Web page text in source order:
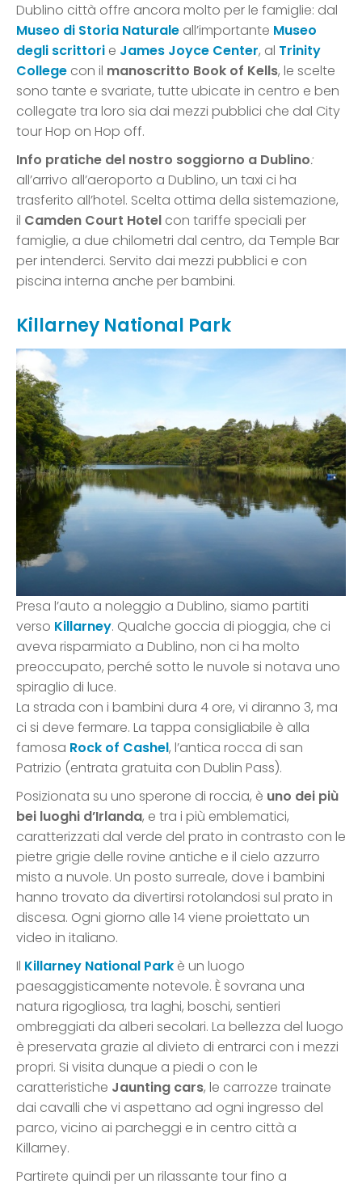
Dublino città offre ancora molto per le famiglie: dal
Museo di Storia Naturale all’importante Museo
degli scrittori e James Joyce Center, al Trinity
College con il manoscritto Book of Kells, le scelte
sono tante e svariate, tutte ubicate in centro e ben
collegate tra loro sia dai mezzi pubblici che dal City
tour Hop on Hop off.
Info pratiche del nostro soggiorno a Dublino:
all’arrivo all’aeroporto a Dublino, un taxi ci ha
trasferito all’hotel. Scelta ottima della sistemazione,
il Camden Court Hotel con tariffe speciali per
famiglie, a due chilometri dal centro, da Temple Bar
per intenderci. Servito dai mezzi pubblici e con
piscina interna anche per bambini.
Killarney National Park
Presa l’auto a noleggio a Dublino, siamo partiti
verso Killarney. Qualche goccia di pioggia, che ci
aveva risparmiato a Dublino, non ci ha molto
preoccupato, perché sotto le nuvole si notava uno
spiraglio di luce.
La strada con i bambini dura 4 ore, vi diranno 3, ma
ci si deve fermare. La tappa consigliabile è alla
famosa Rock of Cashel, l’antica rocca di san
Patrizio (entrata gratuita con Dublin Pass).
Posizionata su uno sperone di roccia, è uno dei più
bei luoghi d’Irlanda, e tra i più emblematici,
caratterizzati dal verde del prato in contrasto con le
pietre grigie delle rovine antiche e il cielo azzurro
misto a nuvole. Un posto surreale, dove i bambini
hanno trovato da divertirsi rotolandosi sul prato in
discesa. Ogni giorno alle 14 viene proiettato un
video in italiano.
Il Killarney National Park è un luogo
paesaggisticamente notevole. È sovrana una
natura rigogliosa, tra laghi, boschi, sentieri
ombreggiati da alberi secolari. La bellezza del luogo
è preservata grazie al divieto di entrarci con i mezzi
propri. Si visita dunque a piedi o con le
caratteristiche Jaunting cars, le carrozze trainate
dai cavalli che vi aspettano ad ogni ingresso del
parco, vicino ai parcheggi e in centro città a
Killarney.
Partirete quindi per un rilassante tour fino a